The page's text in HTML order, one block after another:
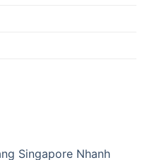
Singapore Nhanh